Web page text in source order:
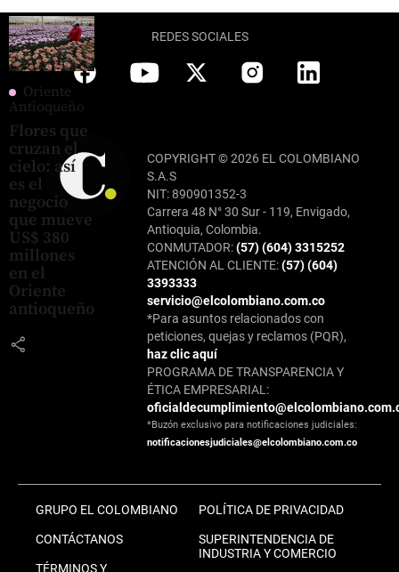
Oriente
Antioqueño
Flores que
cruzan el
cielo: así
es el
negocio
que mueve
US$ 380
millones
en el
Oriente
antioqueño
share
REDES SOCIALES
COPYRIGHT © 2026 EL COLOMBIANO
S.A.S
NIT: 890901352-3
Carrera 48 N° 30 Sur - 119, Envigado,
Antioquia, Colombia.
CONMUTADOR:(57) (604) 3315252
ATENCIÓN AL CLIENTE:(57) (604)
3393333
servicio@elcolombiano.com.co
*Para asuntos relacionados con
peticiones, quejas y reclamos (PQR),
haz clic aquí
PROGRAMA DE TRANSPARENCIA Y
ÉTICA EMPRESARIAL:
*Buzón exclusivo para notificaciones judiciales:
notificacionesjudiciales@elcolombiano.com.co
GRUPO EL COLOMBIANO
CONTÁCTANOS
TÉRMINOS Y
POLÍTICA DE PRIVACIDAD
SUPERINTENDENCIA DE
INDUSTRIA Y COMERCIO